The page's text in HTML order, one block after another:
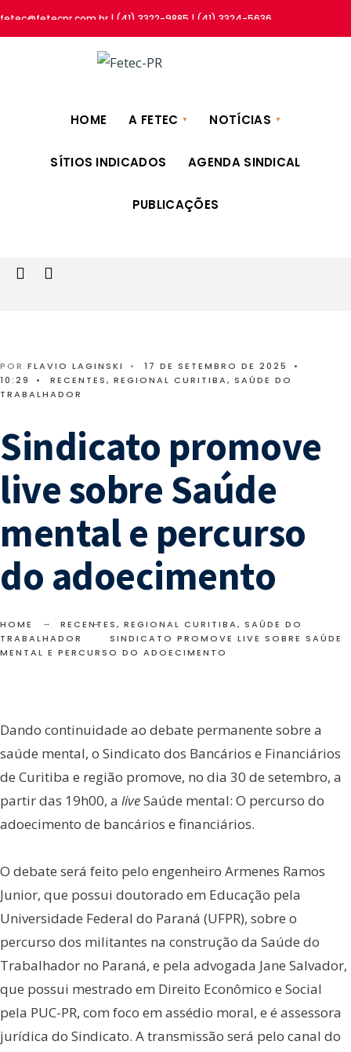
fetec@fetecpr.com.br | (41) 3322-9885 | (41) 3324-5636
HOME A FETEC NOTÍCIAS
SÍTIOS INDICADOS AGENDA SINDICAL
PUBLICAÇÕES
POR FLAVIO LAGINSKI • 17 DE SETEMBRO DE 2025
•
10:29
• RECENTES, REGIONAL CURITIBA, SAÚDE DO
TRABALHADOR
Sindicato promove
live sobre Saúde
mental e percurso
do adoecimento
HOME RECENTES, REGIONAL CURITIBA, SAÚDE DO
TRABALHADOR
SINDICATO PROMOVE LIVE SOBRE SAÚDE
MENTAL E PERCURSO DO ADOECIMENTO
Dando continuidade ao debate permanente sobre a
saúde mental, o Sindicato dos Bancários e Financiários
de Curitiba e região promove, no dia 30 de setembro, a
partir das 19h00, a liveSaúde mental: O percurso do
adoecimento de bancários e financiários.
O debate será feito pelo engenheiro Armenes Ramos
Junior, que possui doutorado em Educação pela
Universidade Federal do Paraná (UFPR), sobre o
percurso dos militantes na construção da Saúde do
Trabalhador no Paraná, e pela advogada Jane Salvador,
que possui mestrado em Direito Econômico e Social
pela PUC-PR, com foco em assédio moral, e é assessora
jurídica do Sindicato. A transmissão será pelo canal do